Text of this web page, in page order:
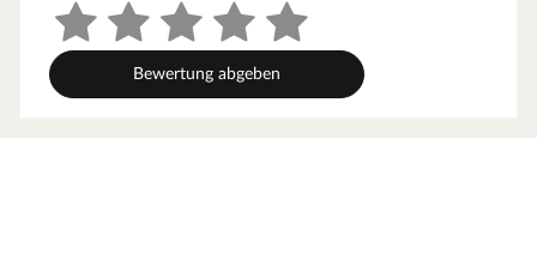
Wärmespeicherkapazität bewirkt, dass hohe
Temperaturen lange bewahrt und dosiert abgegeben
werden. Das vollkommen natürliche Erlebnis einer
Massivholzsauna wird durch holzeigene Harze und
Bewertung abgeben